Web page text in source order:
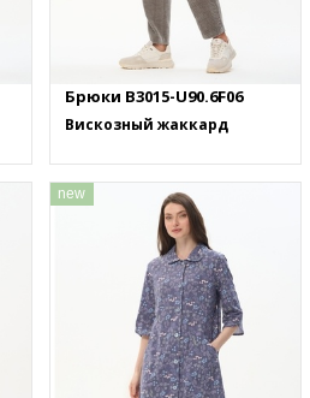
Брюки B3015-U90.6F06
Вискозный жаккард
new